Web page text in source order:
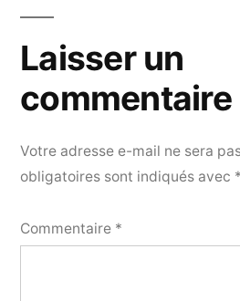
Laisser un
commentaire
Votre adresse e-mail ne sera
obligatoires sont indiqués avec *
Commentaire *